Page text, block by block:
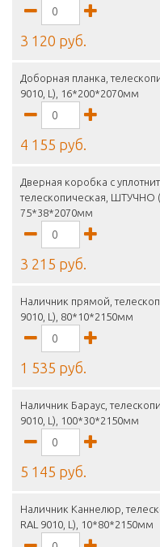
3 120 руб.
Доборная планка,
9010, L), 16*200*2070мм
4 155 руб.
Дверная коробка с
телескопическая, ШТУЧНО
75*38*2070мм
3 215 руб.
Наличник прямой,
9010, L), 80*10*2150мм
1 535 руб.
Наличник Бараус,
9010, L), 100*30*2150мм
5 145 руб.
Наличник Каннелюр,
RAL 9010, L), 10*80*2150мм